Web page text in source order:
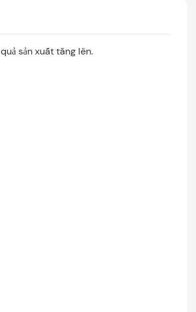
sản xuất tăng lên.